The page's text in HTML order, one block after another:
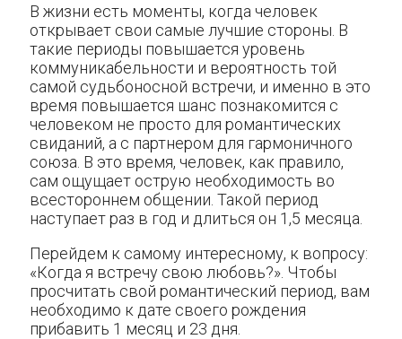
В жизни есть моменты, когда человек
открывает свои самые лучшие стороны. В
такие периоды повышается уровень
коммуникабельности и вероятность той
самой судьбоносной встречи, и именно в это
время повышается шанс познакомится с
человеком не просто для романтических
свиданий, а с партнером для гармоничного
союза. В это время, человек, как правило,
сам ощущает острую необходимость во
всестороннем общении. Такой период
наступает раз в год и длиться он 1,5 месяца.
Перейдем к самому интересному, к вопросу:
«Когда я встречу свою любовь?». Чтобы
просчитать свой романтический период, вам
необходимо к дате своего рождения
прибавить 1 месяц и 23 дня.